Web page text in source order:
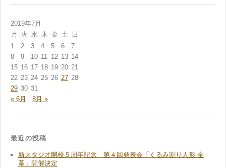
2019年7月
月
火 水 木 金 土
日
1
2 3 4 5 6
7
8
9 10 11 12 13 14
15 16 17 18 19 20 21
22 23 24 25 26 27 28
29 30 31
« 6月
8月 »
最近の投稿
新スタジオ開校５周年記念 第４回発表会「くるみ割り人形 全
幕」開催決定